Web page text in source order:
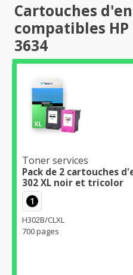
Cartouches
compatibles HP
3634
Toner services
Pack de 2 cartouches
302 XL noir et tricolor
1
H302B/CLXL
700 pages